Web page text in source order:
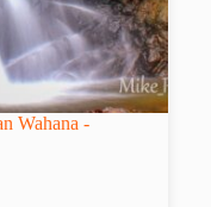
Wahana -